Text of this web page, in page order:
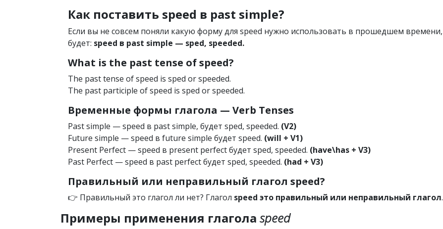
Как поставить speed в past simple?
Если вы не совсем поняли какую форму для speed нужно использовать в прошедшем времени,
будет: speed в past simple — sped, speeded.
What is the past tense of speed?
The past tense of speed is sped or speeded.
The past participle of speed is sped or speeded.
Временные формы глагола — Verb Tenses
Past simple — speed в past simple, будет sped, speeded. (V2)
Future simple — speed в future simple будет speed. (will + V1)
Present Perfect — speed в present perfect будет sped, speeded. (have\has + V3)
Past Perfect — speed в past perfect будет sped, speeded. (had + V3)
Правильный или неправильный глагол speed?
👉 Правильный это глагол ли нет? Глагол speed это правильный или неправильный глагол.
Примеры применения глагола speed